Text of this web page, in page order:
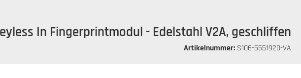
In Fingerprintmodul - Edelstahl V2A, geschliffen
Artikelnummer: S106-5551920-VA